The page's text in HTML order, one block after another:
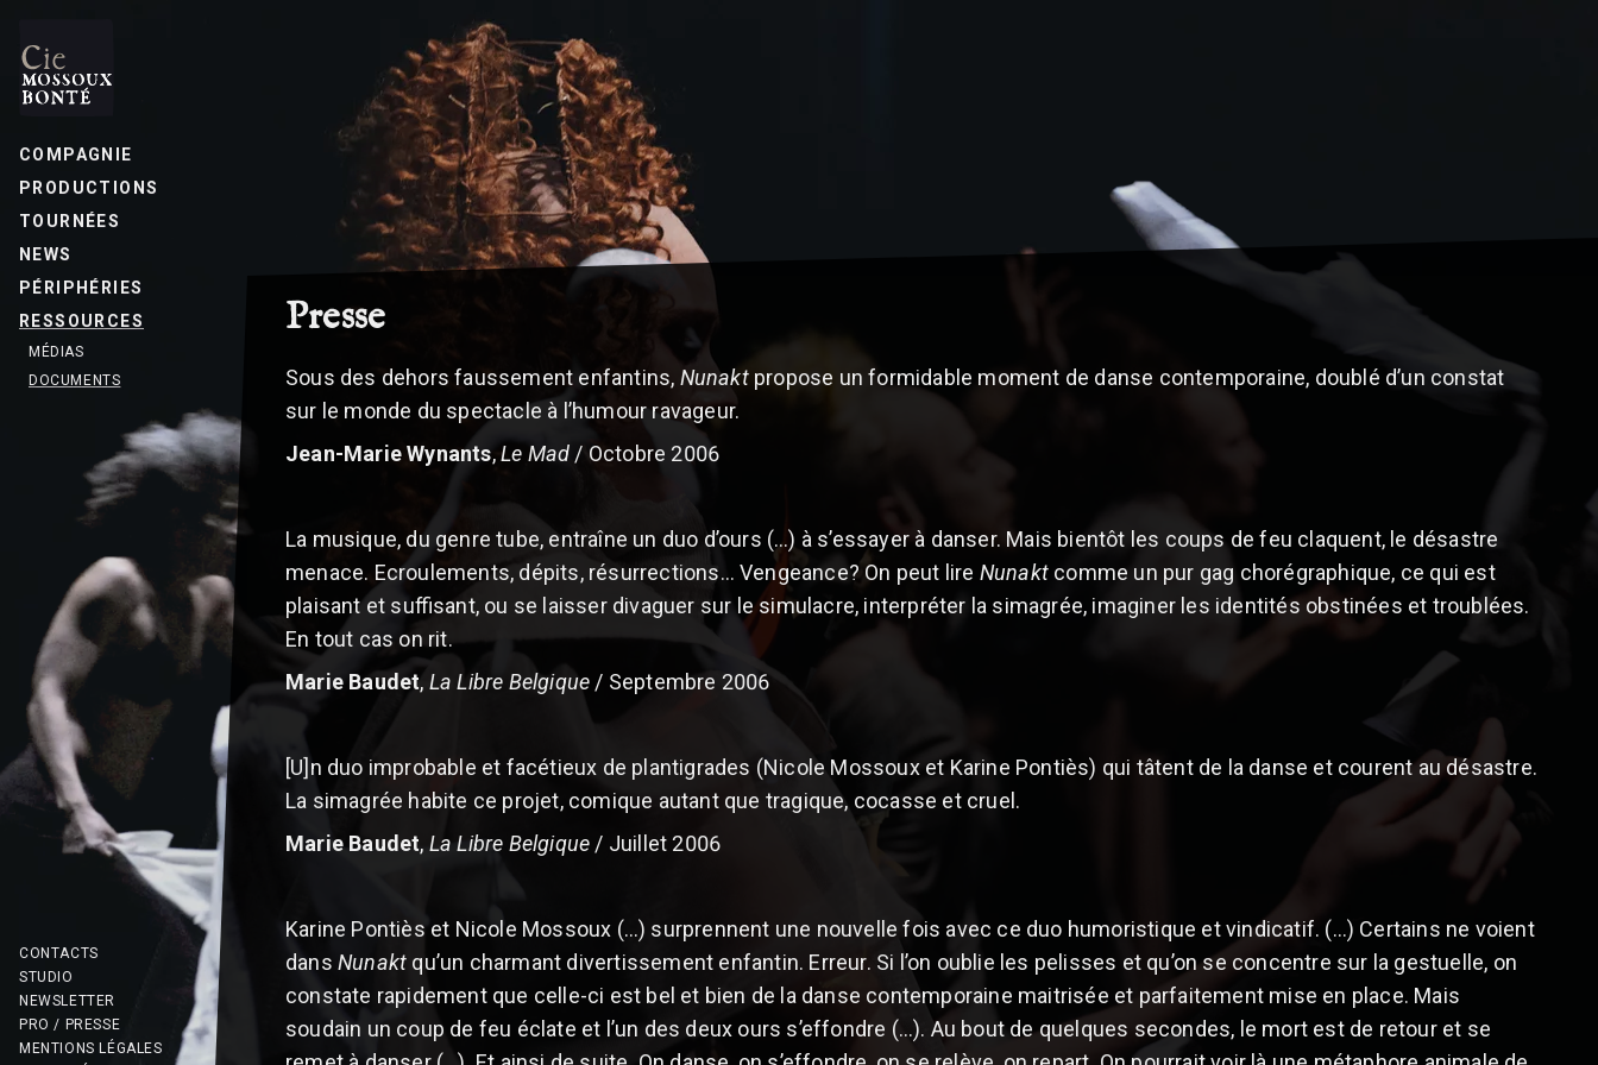
COMPAGNIE
PRODUCTIONS
TOURNÉES
NEWS
PÉRIPHÉRIES
RESSOURCES
MÉDIAS
DOCUMENTS
CONTACTS
STUDIO
NEWSLETTER
PRO / PRESSE
MENTIONS LÉGALES
Presse
Sous des dehors faussement enfantins, Nunaktpropose un formidable moment de danse contemporaine, doublé d’un constat
sur le monde du spectacle à l’humour ravageur.
Jean-Marie Wynants,Le Mad / Octobre 2006
La musique, du genre tube, entraîne un duo d’ours (…) à s’essayer à danser. Mais bientôt les coups de feu claquent, le désastre
menace. Ecroulements, dépits, résurrections… Vengeance? On peut lire Nunakt comme un pur gag chorégraphique, ce qui est
plaisant et suffisant, ou se laisser divaguer sur le simulacre, interpréter la simagrée, imaginer les identités obstinées et troublées.
En tout cas on rit.
Marie Baudet, La Libre Belgique / Septembre 2006
[U]n duo improbable et facétieux de plantigrades (Nicole Mossoux et Karine Pontiès) qui tâtent de la danse et courent au désastre.
La simagrée habite ce projet, comique autant que tragique, cocasse et cruel.
Marie Baudet, La Libre Belgique / Juillet 2006
Karine Pontiès et Nicole Mossoux (…) surprennent une nouvelle fois avec ce duo humoristique et vindicatif. (…) Certains ne voient
dans Nunakt qu’un charmant divertissement enfantin. Erreur. Si l’on oublie les pelisses et qu’on se concentre sur la gestuelle, on
constate rapidement que celle-ci est bel et bien de la danse contemporaine maitrisée et parfaitement mise en place. Mais
soudain un coup de feu éclate et l’un des deux ours s’effondre (…). Au bout de quelques secondes, le mort est de retour et se